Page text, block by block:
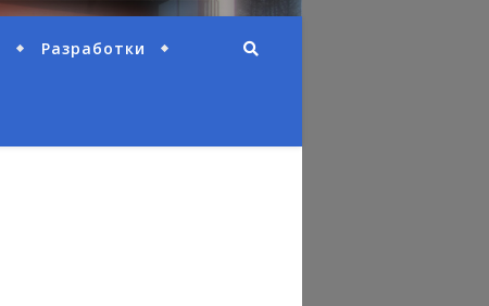
Разработки